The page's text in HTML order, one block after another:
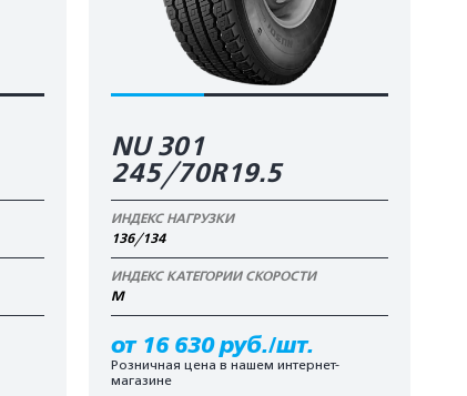
NU 301
245/70R19.5
ИНДЕКС НАГРУЗКИ
136/134
ИНДЕКС КАТЕГОРИИ СКОРОСТИ
M
от 16 630 руб./шт.
Розничная цена в нашем интернет-
магазине